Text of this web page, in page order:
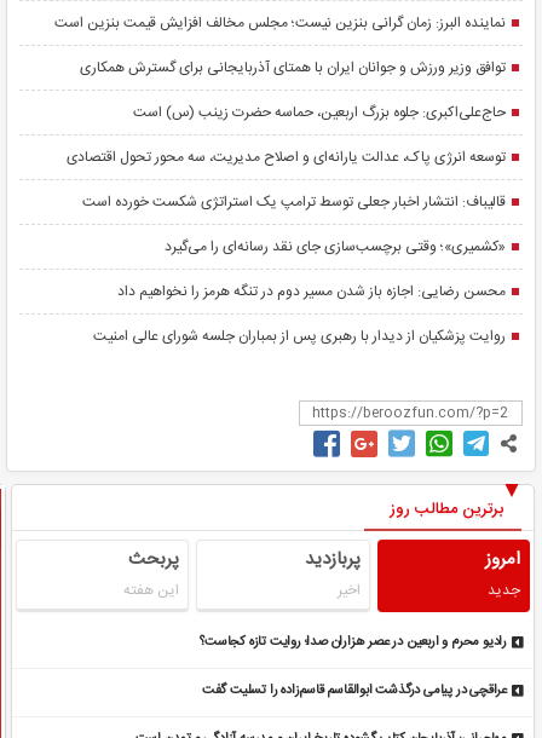
نماینده البرز: زمان گرانی بنزین نیست؛ مجلس مخالف افزایش قیمت بنزین است
توافق وزیر ورزش و جوانان ایران با همتای آذربایجانی برای گسترش همکاری
حاج‌علی‌اکبری: جلوه بزرگ اربعین، حماسه حضرت زینب (س) است
توسعه انرژی پاک، عدالت یارانه‌ای و اصلاح مدیریت، سه محور تحول اقتصادی
قالیباف: انتشار اخبار جعلی توسط ترامپ یک استراتژی شکست خورده است
«کشمیری»؛ وقتی برچسب‌سازی جای نقد رسانه‌ای را می‌گیرد
محسن رضایی: اجازه باز شدن مسیر دوم در تنگه هرمز را نخواهیم داد
روایت پزشکیان از دیدار با رهبری پس از بمباران جلسه شورای عالی امنیت
برترین مطالب روز
امروز
جدید
پربازدید
اخیر
پربحث
این هفته
رادیو محرم و اربعین در عصر هزاران صدا؛ روایت تازه کجاست؟
عراقچی در پیامی درگذشت ابوالقاسم قاسم‌زاده را تسلیت گفت